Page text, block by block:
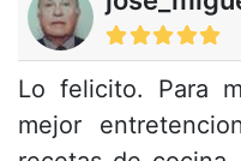
Lo felicito. Para
mejor